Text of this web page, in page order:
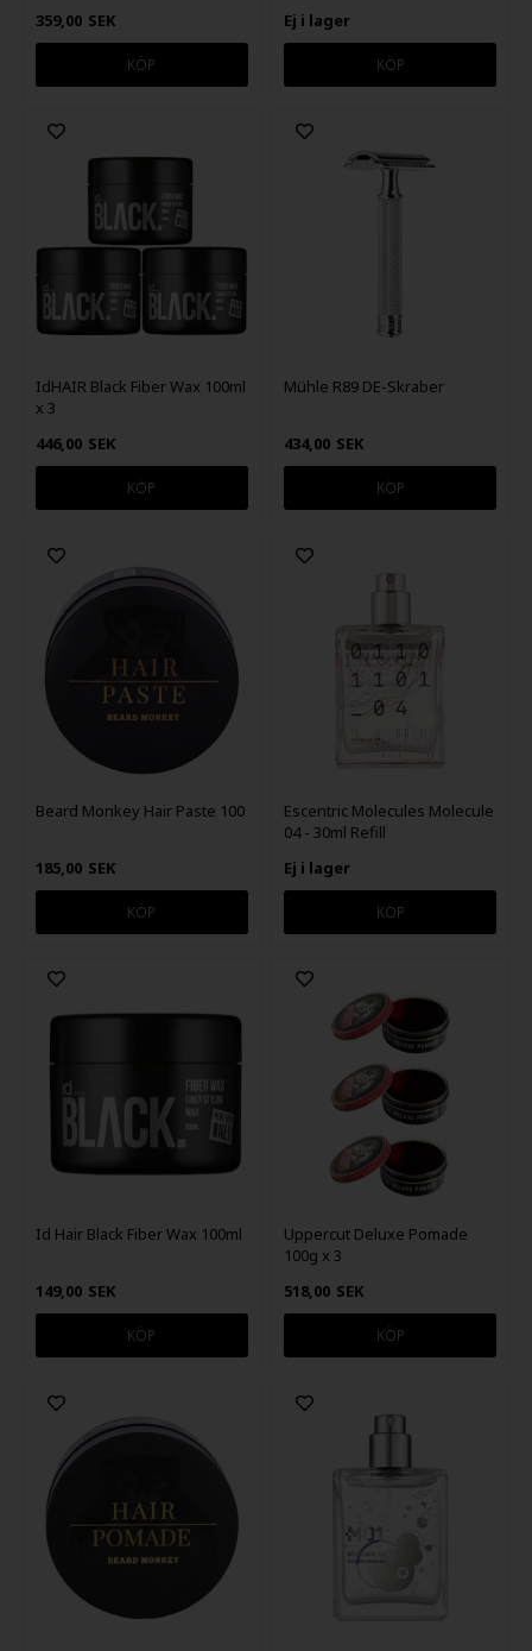
359,00 SEK
Ej i lager
IdHAIR Black Fiber Wax 100ml
x 3
446,00 SEK
Mühle R89 DE-Skraber
434,00 SEK
Beard Monkey Hair Paste 100
185,00 SEK
Escentric Molecules Molecule
04 - 30ml Refill
Ej i lager
Id Hair Black Fiber Wax 100ml
149,00 SEK
Uppercut Deluxe Pomade
100g x 3
518,00 SEK